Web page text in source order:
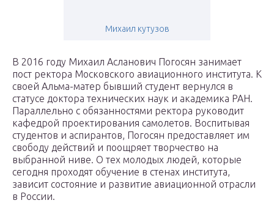
Михаил кутузов
В 2016 году Михаил Асланович Погосян занимает
пост ректора Московского авиационного института. К
своей Альма-матер бывший студент вернулся в
статусе доктора технических наук и академика РАН.
Параллельно с обязанностями ректора руководит
кафедрой проектирования самолетов. Воспитывая
студентов и аспирантов, Погосян предоставляет им
свободу действий и поощряет творчество на
выбранной ниве. О тех молодых людей, которые
сегодня проходят обучение в стенах института,
зависит состояние и развитие авиационной отрасли
в России.